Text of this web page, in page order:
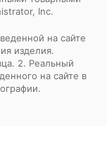
Inc.
на сайте
изделия.
2. Реальный
на сайте в